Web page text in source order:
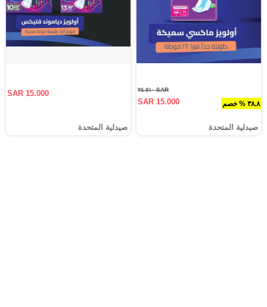
٣٨.٨ % خصم
SAR ٢٤.٥١٠
SAR 15.000
صيدلية المتحدة
SAR 15.000
صيدلية المتحدة